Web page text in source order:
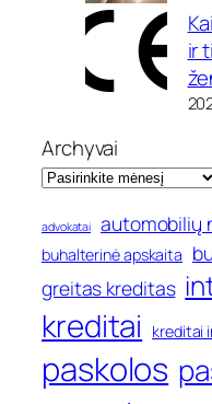
ir
Archyvai
advokatai automobilių
buhalterinė apskaita
greitas kreditas
kreditai kreditai
paskolos